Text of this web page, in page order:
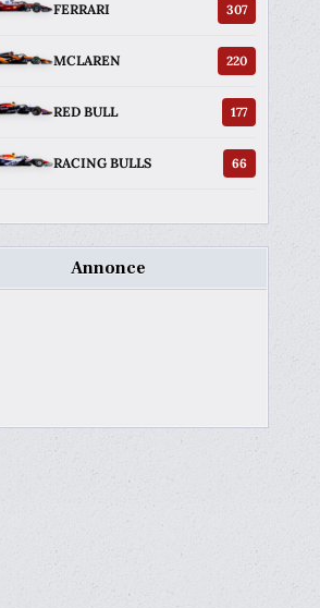
FERRARI 307
MCLAREN 220
RED BULL 177
RACING BULLS 66
Annonce